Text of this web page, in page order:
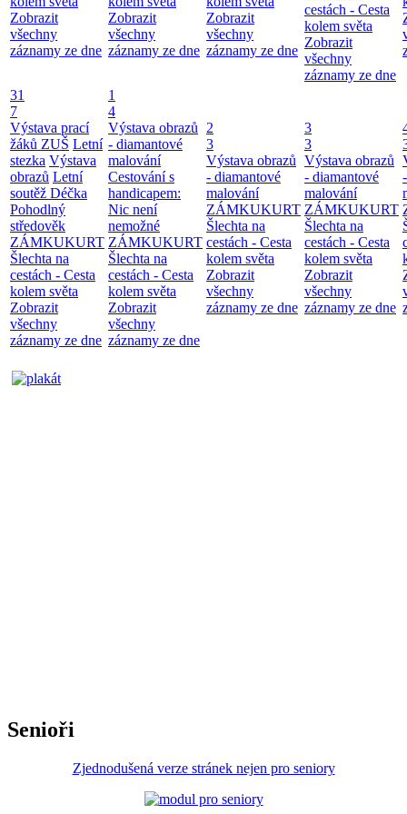
Zobrazit
všechny
záznamy ze dne
Zobrazit
všechny
záznamy ze dne
Zobrazit
všechny
záznamy ze dne
cestách - Cesta
kolem světa
Zobrazit
všechny
záznamy ze dne
31
7
Výstava prací
žáků ZUŠ Letní
stezka Výstava
obrazů Letní
soutěž Déčka
Pohodlný
středověk
ZÁMKUKURT
Šlechta na
cestách - Cesta
kolem světa
Zobrazit
všechny
záznamy ze dne
1
4
Výstava obrazů
- diamantové
malování
Cestování s
handicapem:
Nic není
nemožné
ZÁMKUKURT
Šlechta na
cestách - Cesta
kolem světa
Zobrazit
všechny
záznamy ze dne
2
3
Výstava obrazů
- diamantové
malování
ZÁMKUKURT
Šlechta na
cestách - Cesta
kolem světa
Zobrazit
všechny
záznamy ze dne
3
3
Výstava obrazů
- diamantové
malování
ZÁMKUKURT
Šlechta na
cestách - Cesta
kolem světa
Zobrazit
všechny
záznamy ze dne
Senioři
Zjednodušená verze stránek nejen pro seniory